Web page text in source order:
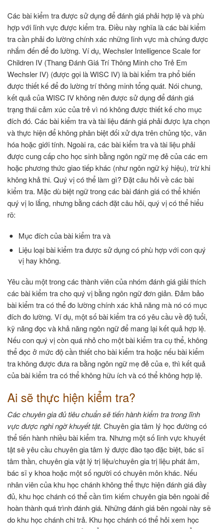
Các bài kiểm tra được sử dụng để đánh giá phải hợp lệ và phù
hợp với lĩnh vực được kiểm tra. Điều này nghĩa là các bài kiểm
tra cần phải đo lường chính xác những lĩnh vực mà chúng được
nhắm đến để đo lường. Ví dụ, Wechsler Intelligence Scale for
Children IV (Thang Đánh Giá Trí Thông Minh cho Trẻ Em
Wechsler IV) (được gọi là WISC IV) là bài kiểm tra phổ biến
được thiết kế để đo lường trí thông minh tổng quát. Nói chung,
kết quả của WISC IV không nên được sử dụng để đánh giá
trạng thái cảm xúc của trẻ vì nó không được thiết kế cho mục
đích đó. Các bài kiểm tra và tài liệu đánh giá phải được lựa chọn
và thực hiện để không phân biệt đối xử dựa trên chủng tộc, văn
hóa hoặc giới tính. Ngoài ra, các bài kiểm tra và tài liệu phải
được cung cấp cho học sinh bằng ngôn ngữ mẹ đẻ của các em
hoặc phương thức giao tiếp khác (như ngôn ngữ ký hiệu), trừ khi
không khả thi. Quý vị có thể làm gì? Đặt câu hỏi về các bài
kiểm tra. Mặc dù biệt ngữ trong các bài đánh giá có thể khiến
quý vị lo lắng, nhưng bằng cách đặt câu hỏi, quý vị có thể hiểu
rõ:
Mục đích của bài kiểm tra và
Liệu loại bài kiểm tra được sử dụng có phù hợp với con quý
vị hay không.
Yêu cầu một trong các thành viên của nhóm đánh giá giải thích
các bài kiểm tra cho quý vị bằng ngôn ngữ đơn giản. Đảm bảo
bài kiểm tra có thể đo lường chính xác khả năng mà nó có mục
đích đo lường. Ví dụ, một số bài kiểm tra có yêu cầu về độ tuổi,
kỹ năng đọc và khả năng ngôn ngữ để mang lại kết quả hợp lệ.
Nếu con quý vị còn quá nhỏ cho một bài kiểm tra cụ thể, không
thể đọc ở mức độ cần thiết cho bài kiểm tra hoặc nếu bài kiểm
tra không được đưa ra bằng ngôn ngữ mẹ đẻ của e, thì kết quả
của bài kiểm tra có thể không hữu ích và có thể không hợp lệ.
Ai sẽ thực hiện kiểm tra?
Các chuyên gia đủ tiêu chuẩn sẽ tiến hành kiểm tra trong lĩnh
vực được nghi ngờ khuyết tật. Chuyên gia tâm lý học đường có
thể tiến hành nhiều bài kiểm tra. Nhưng một số lĩnh vực khuyết
tật sẽ yêu cầu chuyên gia tâm lý được đào tạo đặc biệt, bác sĩ
tâm thần, chuyên gia vật lý trị liệu/chuyên gia trị liệu phát âm,
bác sĩ y khoa hoặc một số người có chuyên môn khác. Nếu
nhân viên của khu học chánh không thể thực hiện đánh giá đầy
đủ, khu học chánh có thể cần tìm kiếm chuyên gia bên ngoài để
hoàn thành quá trình đánh giá. Những đánh giá bên ngoài này sẽ
do khu học chánh chi trả. Khu học chánh có thể hỏi xem học